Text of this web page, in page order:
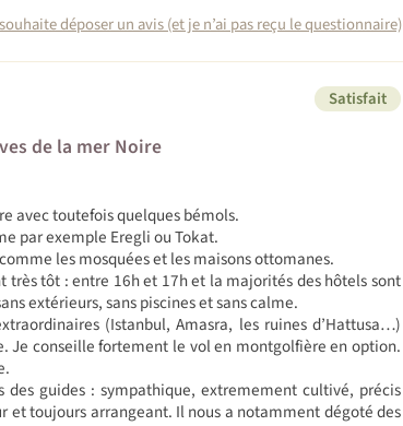
déposer un avis (et je n’ai pas reçu le questionnaire)
Satisfait
de la mer Noire
avec toutefois quelques bémols.
par exemple Eregli ou Tokat.
les mosquées et les maisons ottomanes.
très tôt : entre 16h et 17h et la majorités des hôtels sont
extérieurs, sans piscines et sans calme.
(Istanbul, Amasra, les ruines d’Hattusa…)
Je conseille fortement le vol en montgolfière en option.
guides : sympathique, extremement cultivé, précis
et toujours arrangeant. Il nous a notamment dégoté des